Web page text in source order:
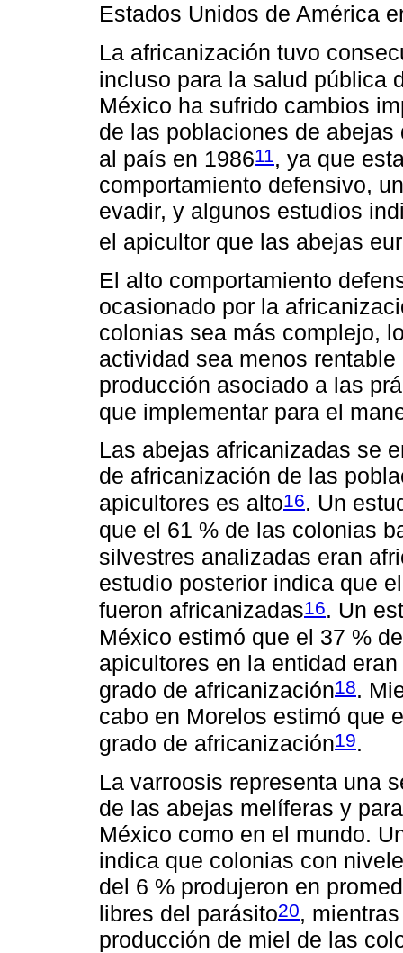
Estados Unidos de América
La africanización tuvo
incluso para la salud pública
México ha sufrido cambios
de las poblaciones de
al país en 198611, ya que
comportamiento defensivo,
evadir, y algunos estudios
el apicultor que las abejas
El alto comportamiento
ocasionado por la
colonias sea más complejo,
actividad sea menos
producción asociado a las
que implementar para el
Las abejas africanizadas se
de africanización de las
apicultores es alto16. Un
que el 61 % de las colonias
silvestres analizadas eran
estudio posterior indica que
fueron africanizadas16. Un
México estimó que el 37 %
apicultores en la entidad
grado de africanización18.
cabo en Morelos estimó que
grado de africanización19.
La varroosis representa una
de las abejas melíferas y
México como en el mundo.
indica que colonias con
del 6 % produjeron en
libres del parásito20,
producción de miel de las